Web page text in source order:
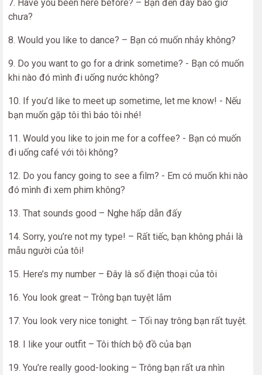
7. Have you been here before? – Bạn đến đây bao giờ
chưa?
8. Would you like to dance? – Bạn có muốn nhảy không?
9. Do you want to go for a drink sometime? - Bạn có muốn
khi nào đó mình đi uống nước không?
10. If you’d like to meet up sometime, let me know! - Nếu
bạn muốn gặp tôi thì báo tôi nhé!
11. Would you like to join me for a coffee? - Bạn có muốn
đi uống café với tôi không?
12. Do you fancy going to see a film? - Em có muốn khi nào
đó mình đi xem phim không?
13. That sounds good – Nghe hấp dẫn đấy
14. Sorry, you’re not my type! – Rất tiếc, bạn không phải là
mẫu người của tôi!
15. Here’s my number – Đây là số điện thoại của tôi
16. You look great – Trông bạn tuyệt lắm
17. You look very nice tonight. – Tối nay trông bạn rất tuyệt.
18. I like your outfit – Tôi thích bộ đồ của bạn
19. You’re really good-looking – Trông bạn rất ưa nhìn